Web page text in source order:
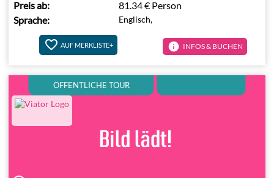
Sprache:
Preis ab:
Englisch,
81.34 € Person
AUF MERKLISTE+ info INFOS & BUCHEN
ÖFFENTLICHE TOUR